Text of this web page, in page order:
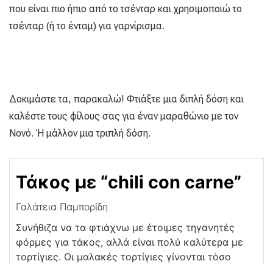
που είναι πιο ήπιο από το τσένταρ και χρησιμοποιώ το
τσένταρ (ή το ένταμ) για γαρνίρισμα.
Δοκιμάστε τα, παρακαλώ! Φτιάξτε μια διπλή δόση και
καλέστε τους φίλους σας για έναν μαραθώνιο με τον
Νονό. Ή μάλλον μια τριπλή δόση.
Τάκος με “chili con carne”
Γαλάτεια Παμπορίδη
Συνήθιζα να τα φτιάχνω με έτοιμες τηγανητές
φόρμες για τάκος, αλλά είναι πολύ καλύτερα με
τορτίγιες. Οι μαλακές τορτίγιες γίνονται τόσο